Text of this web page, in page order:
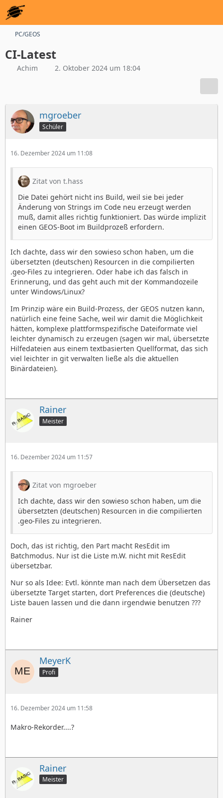
PC/GEOS
CI-Latest
Achim 2. Oktober 2024 um 18:04
mgroeber
Schüler
16. Dezember 2024 um 11:08
Zitat von t.hass
Die Datei gehört nicht ins Build, weil sie bei jeder
Änderung von Strings im Code neu erzeugt werden
muß, damit alles richtig funktioniert. Das würde implizit
einen GEOS-Boot im Buildprozeß erfordern.
Ich dachte, dass wir den sowieso schon haben, um die
übersetzten (deutschen) Resourcen in die compilierten
.geo-Files zu integrieren. Oder habe ich das falsch in
Erinnerung, und das geht auch mit der Kommandozeile
unter Windows/Linux?
Im Prinzip wäre ein Build-Prozess, der GEOS nutzen kann,
natürlich eine feine Sache, weil wir damit die Möglichkeit
hätten, komplexe plattformspezifische Dateiformate viel
leichter dynamisch zu erzeugen (sagen wir mal, übersetzte
Hilfedateien aus einem textbasierten Quellformat, das sich
viel leichter in git verwalten ließe als die aktuellen
Binärdateien).
Rainer
Meister
16. Dezember 2024 um 11:57
Zitat von mgroeber
Ich dachte, dass wir den sowieso schon haben, um die
übersetzten (deutschen) Resourcen in die compilierten
.geo-Files zu integrieren.
Doch, das ist richtig, den Part macht ResEdit im
Batchmodus. Nur ist die Liste m.W. nicht mit ResEdit
übersetzbar.
Nur so als Idee: Evtl. könnte man nach dem Übersetzen das
übersetzte Target starten, dort Preferences die (deutsche)
Liste bauen lassen und die dann irgendwie benutzen ???
Rainer
MeyerK
Profi
16. Dezember 2024 um 11:58
Makro-Rekorder....?
Rainer
Meister